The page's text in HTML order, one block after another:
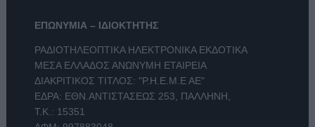
ΕΠΩΝΥΜΙΑ – ΙΔΙΟΚΤΗΤΗΣ
ΡΑΔΙΟΤΗΛΕΟΠΤΙΚΑ ΗΛΕΚΤΡΟΝΙΚΑ ΕΚΔΟΤΙΚΑ
ΜΕΣΑ ΕΛΛΑΔΟΣ ΑΝΩΝΥΜΗ ΕΤΑΙΡΕΙΑ
ΔΙΑΚΡΙΤΙΚΟΣ ΤΙΤΛΟΣ: "Ρ.Η.Ε.Μ.Ε ΑΕ"
ΕΔΡΑ: ΕΘΝ.ΑΝΤΙΣΤΑΣΕΩΣ 253, ΠΑΛΛΗΝΗ,
Τ.Κ.: 15351